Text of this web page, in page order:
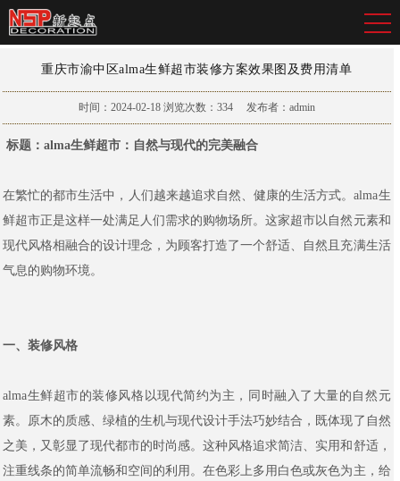
重庆市渝中区alma生鲜超市装修方案效果图及费用清单
时间：2024-02-18浏览次数： 334 发布者：admin
标题：alma生鲜超市：自然与现代的完美融合
在繁忙的都市生活中，人们越来越追求自然、健康的生活方式。alma生
鲜超市正是这样一处满足人们需求的购物场所。这家超市以自然元素和
现代风格相融合的设计理念，为顾客打造了一个舒适、自然且充满生活
气息的购物环境。
一、装修风格
alma生鲜超市的装修风格以现代简约为主，同时融入了大量的自然元
素。原木的质感、绿植的生机与现代设计手法巧妙结合，既体现了自然
之美，又彰显了现代都市的时尚感。这种风格追求简洁、实用和舒适，
注重线条的简单流畅和空间的利用。在色彩上多用白色或灰色为主，给